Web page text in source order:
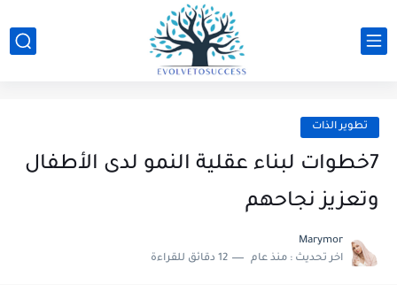
تطوير الذات
7خطوات لبناء عقلية النمو لدى الأطفال
وتعزيز نجاحهم
Marymor
اخر تحديث : منذ عام 12 دقائق للقراءة